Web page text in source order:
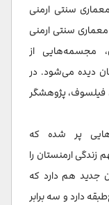
سنتی ارمنی
سنتی ارمنی
مجسمه‌هایی از
دیده می‌شود. در
پژوهشگر
پر شده که
ارمنستان را
جدید هم دارد که
دارد و سه برابر